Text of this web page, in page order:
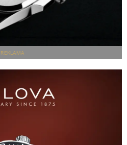
REKLAMA